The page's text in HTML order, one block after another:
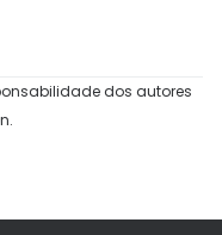
dos autores